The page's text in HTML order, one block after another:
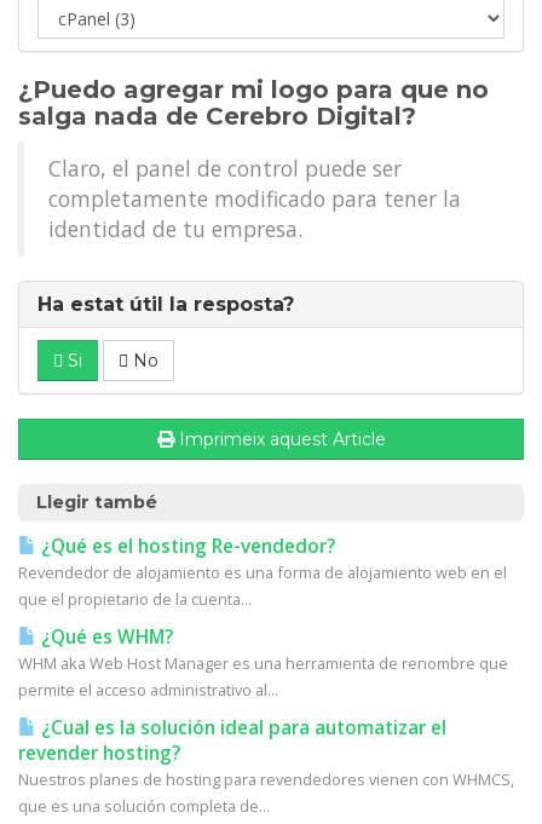
¿Puedo agregar mi logo para que no
salga nada de Cerebro Digital?
Claro, el panel de control puede ser
completamente modificado para tener la
identidad de tu empresa.
Ha estat útil la resposta?
Si No
Imprimeix aquest Article
Llegir també
¿Qué es el hosting Re-vendedor?
Revendedor de alojamiento es una forma de alojamiento web en el
que el propietario de la cuenta...
¿Qué es WHM?
WHM aka Web Host Manager es una herramienta de renombre que
permite el acceso administrativo al...
¿Cual es la solución ideal para automatizar el
revender hosting?
Nuestros planes de hosting para revendedores vienen con WHMCS,
que es una solución completa de...